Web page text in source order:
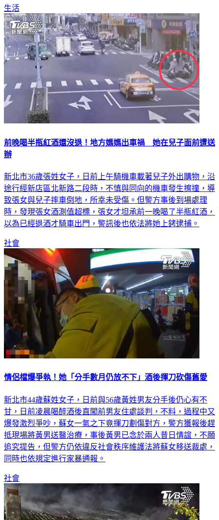
生活
前晚喝半瓶紅酒還沒退！地方媽媽出車禍 她在兒子面前遭送
新北市36歲張姓女子，日前上午騎機車載著兒子外出購物，沿
途行經新店區北新路二段時，不慎與同向的機車發生擦撞，導
致張女與兒子摔車倒地，所幸未受傷。但警方事後到場處理
時，發現張女酒測值超標，張女才坦承前一晚喝了半瓶紅酒，
社會
新北市44歲蘇姓女子，日前與56歲黃姓男友分手後仍心有不
甘，日前凌晨喝醉酒後直闖前男友住處談判，不料，過程中又
爆發激烈爭吵，蘇女一氣之下竟揮刀劃傷對方，警方獲報後趕
抵現場將黃男送醫治療，事後黃男已念於兩人昔日情誼，不願
追究提告，但警方仍依違反社會秩序維護法將蘇女移送裁處，
社會